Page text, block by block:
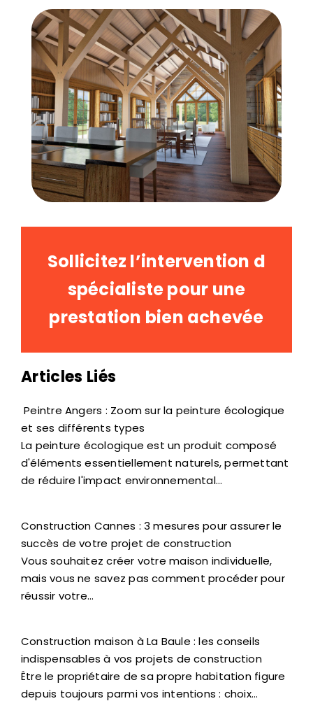
Sollicitez l’intervention d
spécialiste pour une
prestation bien achevée
Articles Liés
Peintre Angers : Zoom sur la peinture écologique
et ses différents types
La peinture écologique est un produit composé
d'éléments essentiellement naturels, permettant
de réduire l'impact environnemental…
Construction Cannes : 3 mesures pour assurer le
succès de votre projet de construction
Vous souhaitez créer votre maison individuelle,
mais vous ne savez pas comment procéder pour
réussir votre…
Construction maison à La Baule : les conseils
indispensables à vos projets de construction
Être le propriétaire de sa propre habitation figure
depuis toujours parmi vos intentions : choix…